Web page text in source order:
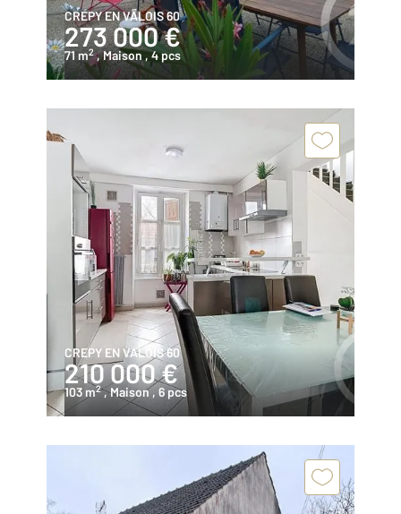
CREPY EN VALOIS 60
273 000 €
71 m2 , Maison, 4 pcs
CREPY EN VALOIS 60
210 000 €
103 m2 , Maison , 6 pcs